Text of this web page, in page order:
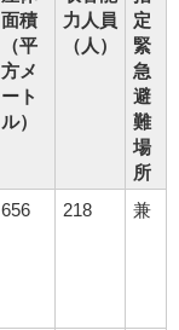
面積
（平
方メ
ート
ル）
力人員
（人）
定
緊
急
避
難
場
所
656 218 兼